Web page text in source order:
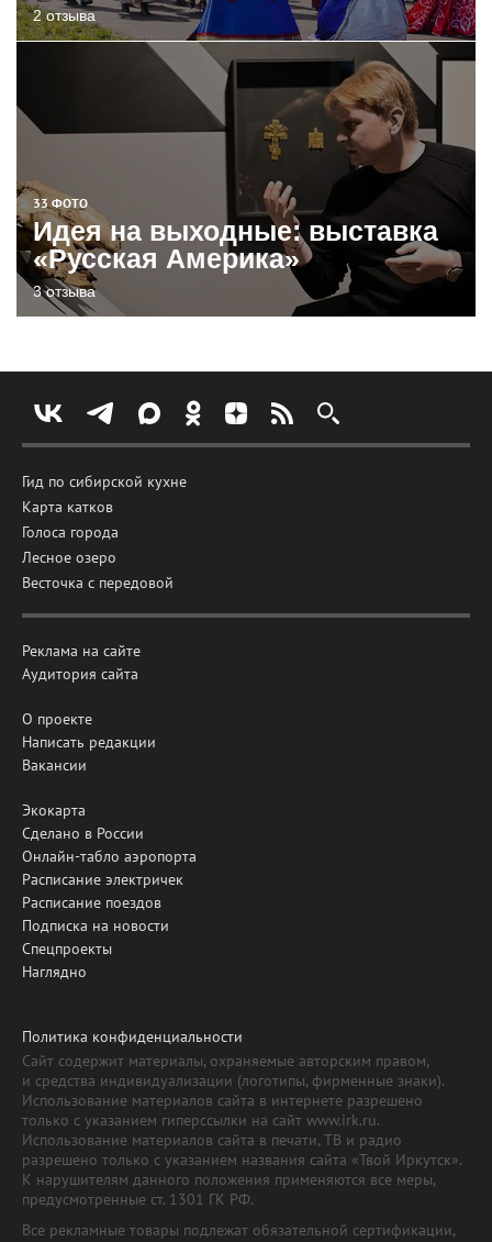
2 отзыва
33 ФОТО
Идея на выходные: выставка
«Русская Америка»
3 отзыва
Гид по сибирской кухне
Карта катков
Голоса города
Лесное озеро
Весточка с передовой
Реклама на сайте
Аудитория сайта
О проекте
Написать редакции
Вакансии
Экокарта
Сделано в России
Онлайн-табло аэропорта
Расписание электричек
Расписание поездов
Подписка на новости
Спецпроекты
Наглядно
Политика конфиденциальности
Сайт содержит материалы, охраняемые авторским правом,
и средства индивидуализации (логотипы, фирменные знаки).
Использование материалов сайта в интернете разрешено
только с указанием гиперссылки на сайт www.irk.ru.
Использование материалов сайта в печати, ТВ и радио
разрешено только с указанием названия сайта «Твой Иркутск».
К нарушителям данного положения применяются все меры,
предусмотренные ст. 1301 ГК РФ.
Все рекламные товары подлежат обязательной сертификации,